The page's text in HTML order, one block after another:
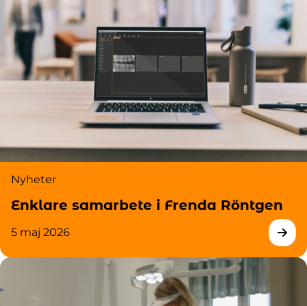
Nyheter
Enklare samarbete i Frenda Röntgen
5 maj 2026